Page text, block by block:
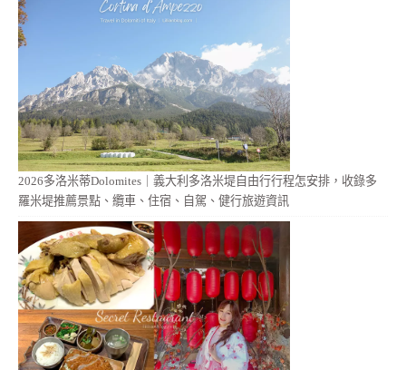
2026多洛米蒂Dolomites｜義大利多洛米堤自由行行程怎安排，收錄多
羅米堤推薦景點、纜車、住宿、自駕、健行旅遊資訊